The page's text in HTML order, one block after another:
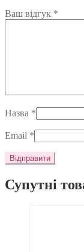
Ваш відгук *
Назва *
Email *
Супутні